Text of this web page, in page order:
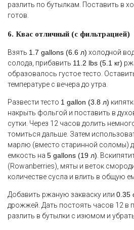
разлить по бутылкам. Поставить в
готов.
6. Квас отличный (с фильтрацией)
Взять 1.7 gallons (6.6 л) холодной
солода, прибавить 11.2 lbs (5.1 кг)
образовалось густое тесто.
температуре с вечера до утра.
Развести тесто 1 gallon (3.8 л)
накрыть фольгой и поставить в
сутки. Через 12 часов долить
томиться дальше. Затем
марлю (вместо старинной соломы)
емкость на 5 gallons (19 л).
(Rowanberries), мяты и веток
количестве сусла и влить в общую
Добавить ржаную закваску или 0.35
дрожжей. Дать постоять часов 12 в
разлить в бутылки с изюмом и